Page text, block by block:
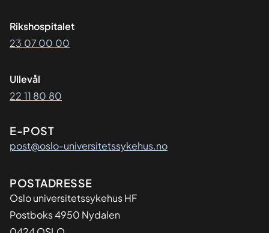
Rikshospitalet
23 07 00 00
Ullevål
22 11 80 80
E-POST
post@oslo-universitetssykehus.no
Adresse
POSTADRESSE
Oslo universitetssykehus HF
Postboks 4950 Nydalen